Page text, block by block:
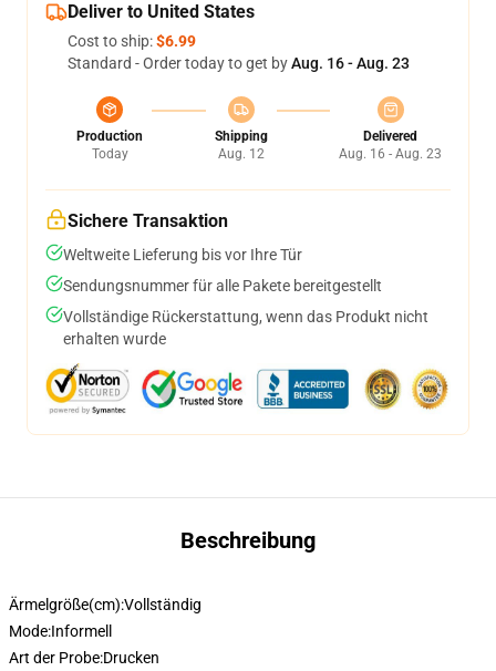
Deliver to United States
Cost to ship:$6.99
Standard - Order today to get byAug. 16 - Aug. 23
Production
Today
Shipping
Aug. 12
Delivered
Aug. 16 - Aug. 23
Sichere Transaktion
Weltweite Lieferung bis vor Ihre Tür
Sendungsnummer für alle Pakete bereitgestellt
Vollständige Rückerstattung, wenn das Produkt nicht
erhalten wurde
Beschreibung
Ärmelgröße(cm):Vollständig
Mode:Informell
Art der Probe:Drucken